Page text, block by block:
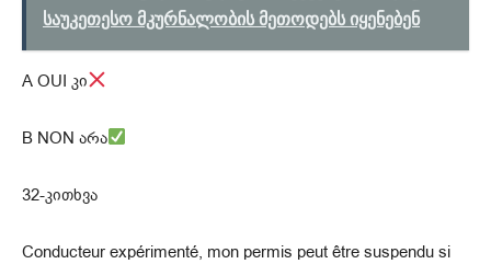
საუკეთესო მკურნალობის მეთოდებს იყენებენ
A OUI კი
B NON არა
32-კითხვა
Conducteur expérimenté, mon permis peut être suspendu si